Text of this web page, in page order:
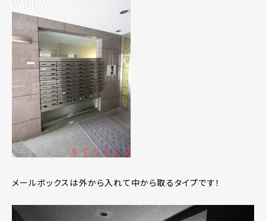
メールボックスは外から入れて中から取るタイプです！